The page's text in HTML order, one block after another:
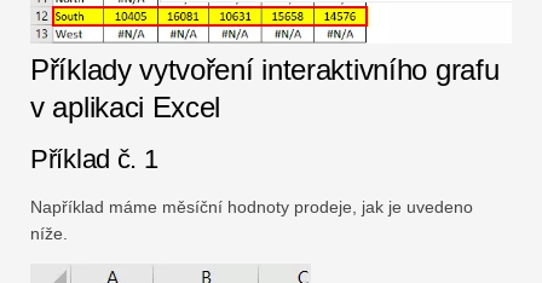
Příklady vytvoření interaktivního grafu
v aplikaci Excel
Příklad č. 1
Například máme měsíční hodnoty prodeje, jak je uvedeno
níže.